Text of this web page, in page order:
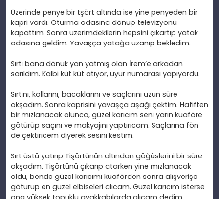
Üzerinde penye bir tşört altında ise yine penyeden bir
kapri vardı. Oturma odasına dönüp televizyonu
kapattım. Sonra üzerimdekilerin hepsini çıkartıp yatak
odasına geldim. Yavaşça yatağa uzanıp bekledim.
Sırtı bana dönük yan yatmış olan İrem’e arkadan
sarıldım. Kalbi küt küt atıyor, uyur numarası yapıyordu.
Sırtını, kollarını, bacaklarını ve saçlarını uzun süre
okşadım. Sonra kaprisini yavaşça aşağı çektim. Hafiften
bir mızlanacak olunca, güzel karıcım seni yarın kuaföre
götürüp saçını ve makyajını yaptırıcam. Saçlarına fön
de çektiricem diyerek sesini kestim.
Sırt üstü yatırıp Tişörtünün altından göğüslerini bir süre
okşadım. Tişörtünü çıkarıp atarken yine mızlanacak
oldu, bende güzel karıcımı kuaförden sonra alışverişe
götürüp en güzel elbiseleri alıcam. Güzel karıcım isterse
ona yüksek topuklu ayakkabılarda alıcam dedim.